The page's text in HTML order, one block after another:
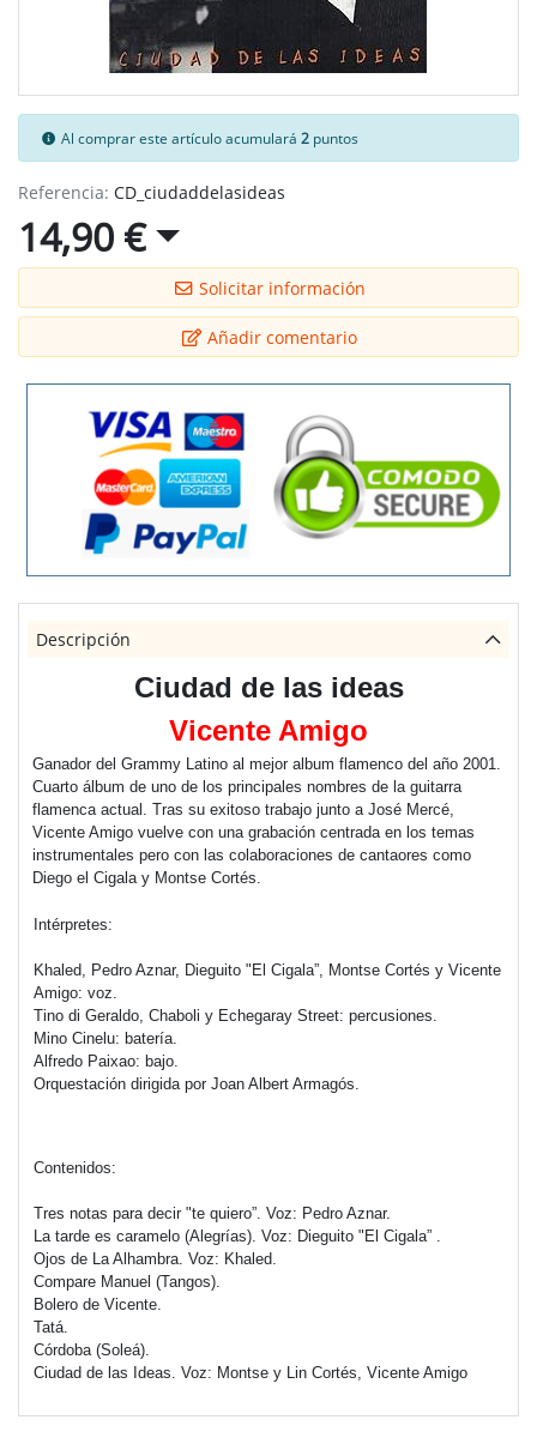
Al comprar este artículo acumulará2 puntos
Referencia: CD_ciudaddelasideas
14,90 €
Solicitar información
Añadir comentario
Descripción
Ciudad de las ideas
Vicente Amigo
Ganador del Grammy Latino al mejor album flamenco del año 2001.
Cuarto álbum de uno de los principales nombres de la guitarra
flamenca actual. Tras su exitoso trabajo junto a José Mercé,
Vicente Amigo vuelve con una grabación centrada en los temas
instrumentales pero con las colaboraciones de cantaores como
Diego el Cigala y Montse Cortés.
Intérpretes:
Khaled, Pedro Aznar, Dieguito "El Cigala”, Montse Cortés y Vicente
Amigo: voz.
Tino di Geraldo, Chaboli y Echegaray Street: percusiones.
Mino Cinelu: batería.
Alfredo Paixao: bajo.
Orquestación dirigida por Joan Albert Armagós.
Contenidos:
Tres notas para decir "te quiero”. Voz: Pedro Aznar.
La tarde es caramelo (Alegrías). Voz: Dieguito "El Cigala” .
Ojos de La Alhambra. Voz: Khaled.
Compare Manuel (Tangos).
Bolero de Vicente.
Tatá.
Córdoba (Soleá).
Ciudad de las Ideas. Voz: Montse y Lin Cortés, Vicente Amigo